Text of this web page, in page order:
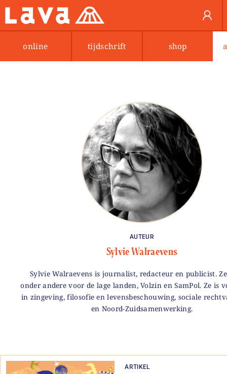
online tijdschrift shop
AUTEUR
Sylvie Walraevens
Sylvie Walraevens is journalist, redacteur en publicist.
onder andere voor de lage landen, Volzin en SamPol. Ze is
in zingeving, filosofie en levensbeschouwing, sociale
en Noord-Zuidsamenwerking.
ARTIKEL